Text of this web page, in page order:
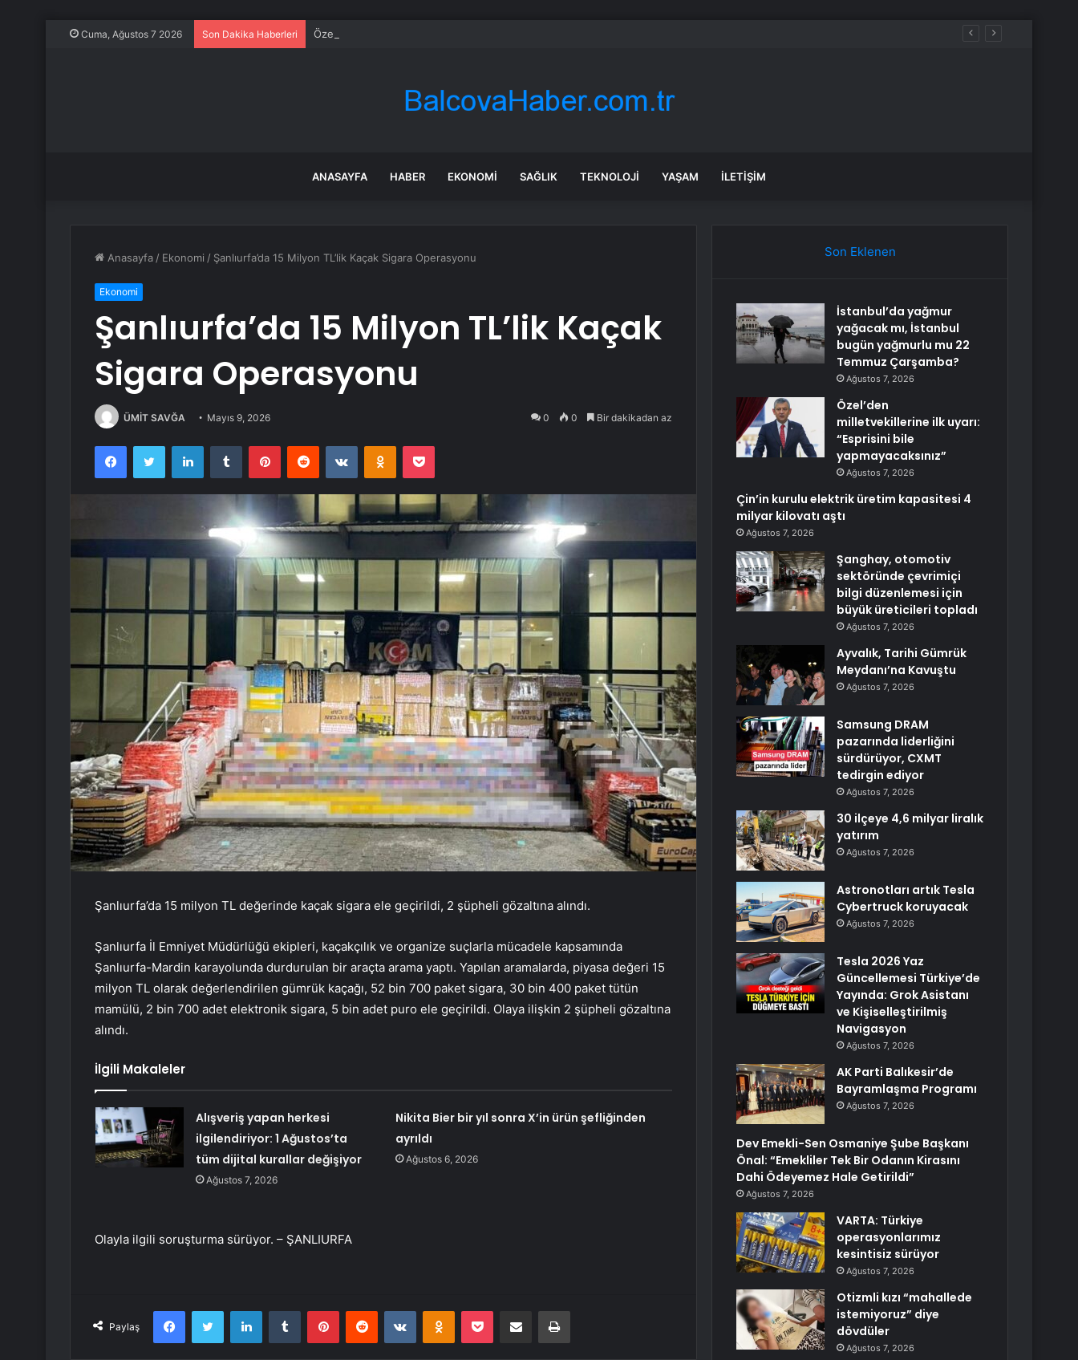
Cuma, Ağustos 7 2026 Son Dakika Haberleri Özel’den milletvekillerine ilk uyarı: “Esprisini bile yapmayacaksınız”
ANASAYFA HABER EKONOMI SAĞLIK TEKNOLOJI YAŞAM İLETIŞIM
Anasayfa / Ekonomi / Şanlıurfa’da 15 Milyon TL’lik Kaçak Sigara Operasyonu
Ekonomi
Şanlıurfa’da 15 Milyon TL’lik Kaçak
Sigara Operasyonu
ÜMİT SAVĞA Mayıs 9, 2026 0 0 Bir dakikadan az
FacebookTwitter LinkedInTumblr PinterestReddit VKontakteOdnoklassniki
Pocket
Şanlıurfa’da 15 milyon TL değerinde kaçak sigara ele geçirildi, 2 şüpheli gözaltına alındı.
Şanlıurfa İl Emniyet Müdürlüğü ekipleri, kaçakçılık ve organize suçlarla mücadele kapsamında
Şanlıurfa-Mardin karayolunda durdurulan bir araçta arama yaptı. Yapılan aramalarda, piyasa değeri 15
milyon TL olarak değerlendirilen gümrük kaçağı, 52 bin 700 paket sigara, 30 bin 400 paket tütün
mamülü, 2 bin 700 adet elektronik sigara, 5 bin adet puro ele geçirildi. Olaya ilişkin 2 şüpheli gözaltına
alındı.
İlgili Makaleler
Alışveriş yapan herkesi
ilgilendiriyor: 1 Ağustos’ta
tüm dijital kurallar değişiyor
Ağustos 7, 2026
Nikita Bier bir yıl sonra X’in ürün şefliğinden
ayrıldı
Ağustos 6, 2026
Olayla ilgili soruşturma sürüyor. – ŞANLIURFA
Paylaş
FacebookTwitter LinkedInTumblr PinterestReddit VKontakteOdnoklassniki
Pocket E-Posta ile paylaş Yazdır
Son Eklenen
İstanbul’da yağmur
yağacak mı, İstanbul
bugün yağmurlu mu 22
Temmuz Çarşamba?
Ağustos 7, 2026
Özel’den
milletvekillerine ilk uyarı:
“Esprisini bile
yapmayacaksınız”
Ağustos 7, 2026
Çin’in kurulu elektrik üretim kapasitesi 4
milyar kilovatı aştı
Ağustos 7, 2026
Şanghay, otomotiv
sektöründe çevrimiçi
bilgi düzenlemesi için
büyük üreticileri topladı
Ağustos 7, 2026
Ayvalık, Tarihi Gümrük
Meydanı’na Kavuştu
Ağustos 7, 2026
Samsung DRAM
pazarında liderliğini
sürdürüyor, CXMT
tedirgin ediyor
Ağustos 7, 2026
30 ilçeye 4,6 milyar liralık
yatırım
Ağustos 7, 2026
Astronotları artık Tesla
Cybertruck koruyacak
Ağustos 7, 2026
Tesla 2026 Yaz
Güncellemesi Türkiye’de
Yayında: Grok Asistanı
ve Kişiselleştirilmiş
Navigasyon
Ağustos 7, 2026
AK Parti Balıkesir’de
Bayramlaşma Programı
Ağustos 7, 2026
Dev Emekli-Sen Osmaniye Şube Başkanı
Önal: “Emekliler Tek Bir Odanın Kirasını
Dahi Ödeyemez Hale Getirildi”
Ağustos 7, 2026
VARTA: Türkiye
operasyonlarımız
kesintisiz sürüyor
Ağustos 7, 2026
Otizmli kızı “mahallede
istemiyoruz” diye
dövdüler
Ağustos 7, 2026